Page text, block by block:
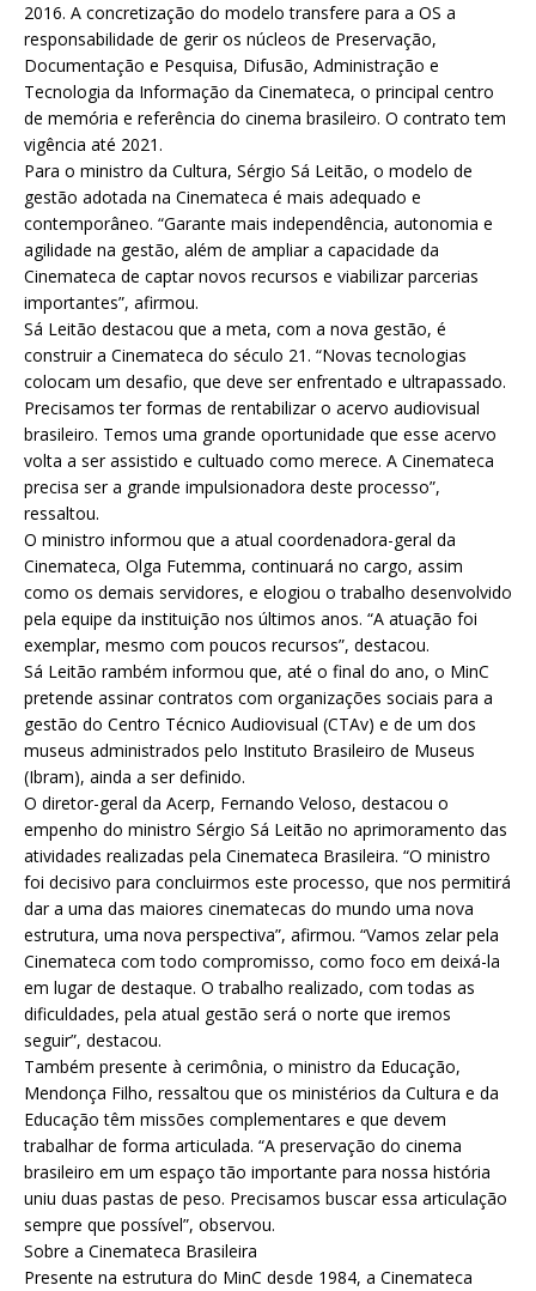
2016. A concretização do modelo transfere para a OS a
responsabilidade de gerir os núcleos de Preservação,
Documentação e Pesquisa, Difusão, Administração e
Tecnologia da Informação da Cinemateca, o principal centro
de memória e referência do cinema brasileiro. O contrato tem
vigência até 2021.
Para o ministro da Cultura, Sérgio Sá Leitão, o modelo de
gestão adotada na Cinemateca é mais adequado e
contemporâneo. “Garante mais independência, autonomia e
agilidade na gestão, além de ampliar a capacidade da
Cinemateca de captar novos recursos e viabilizar parcerias
importantes”, afirmou.
Sá Leitão destacou que a meta, com a nova gestão, é
construir a Cinemateca do século 21. “Novas tecnologias
colocam um desafio, que deve ser enfrentado e ultrapassado.
Precisamos ter formas de rentabilizar o acervo audiovisual
brasileiro. Temos uma grande oportunidade que esse acervo
volta a ser assistido e cultuado como merece. A Cinemateca
precisa ser a grande impulsionadora deste processo”,
ressaltou.
O ministro informou que a atual coordenadora-geral da
Cinemateca, Olga Futemma, continuará no cargo, assim
como os demais servidores, e elogiou o trabalho desenvolvido
pela equipe da instituição nos últimos anos. “A atuação foi
exemplar, mesmo com poucos recursos”, destacou.
Sá Leitão rambém informou que, até o final do ano, o MinC
pretende assinar contratos com organizações sociais para a
gestão do Centro Técnico Audiovisual (CTAv) e de um dos
museus administrados pelo Instituto Brasileiro de Museus
(Ibram), ainda a ser definido.
O diretor-geral da Acerp, Fernando Veloso, destacou o
empenho do ministro Sérgio Sá Leitão no aprimoramento das
atividades realizadas pela Cinemateca Brasileira. “O ministro
foi decisivo para concluirmos este processo, que nos permitirá
dar a uma das maiores cinematecas do mundo uma nova
estrutura, uma nova perspectiva”, afirmou. “Vamos zelar pela
Cinemateca com todo compromisso, como foco em deixá-la
em lugar de destaque. O trabalho realizado, com todas as
dificuldades, pela atual gestão será o norte que iremos
seguir”, destacou.
Também presente à cerimônia, o ministro da Educação,
Mendonça Filho, ressaltou que os ministérios da Cultura e da
Educação têm missões complementares e que devem
trabalhar de forma articulada. “A preservação do cinema
brasileiro em um espaço tão importante para nossa história
uniu duas pastas de peso. Precisamos buscar essa articulação
sempre que possível”, observou.
Sobre a Cinemateca Brasileira
Presente na estrutura do MinC desde 1984, a Cinemateca